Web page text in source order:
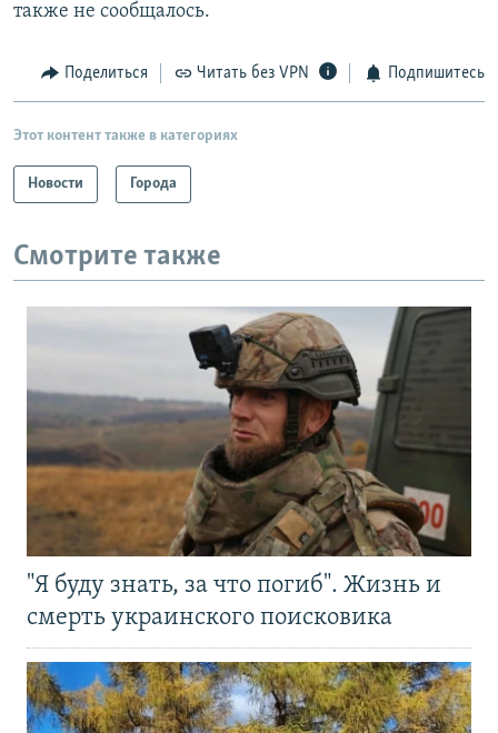
также не сообщалось.
Поделиться Читать без VPN Подпишитесь
Этот контент также в категориях
Новости Города
Смотрите также
"Я буду знать, за что погиб". Жизнь и
смерть украинского поисковика